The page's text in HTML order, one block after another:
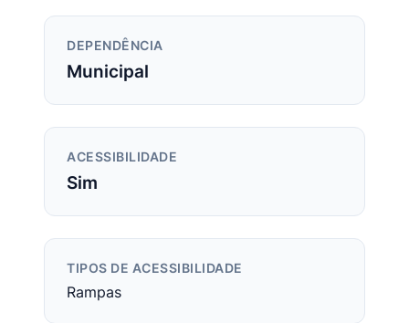
DEPENDÊNCIA
Municipal
ACESSIBILIDADE
Sim
TIPOS DE ACESSIBILIDADE
Rampas